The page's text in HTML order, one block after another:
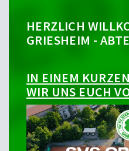
HERZLICH
GRIESHEIM -
IN EINEM
WIR UNS EUCH